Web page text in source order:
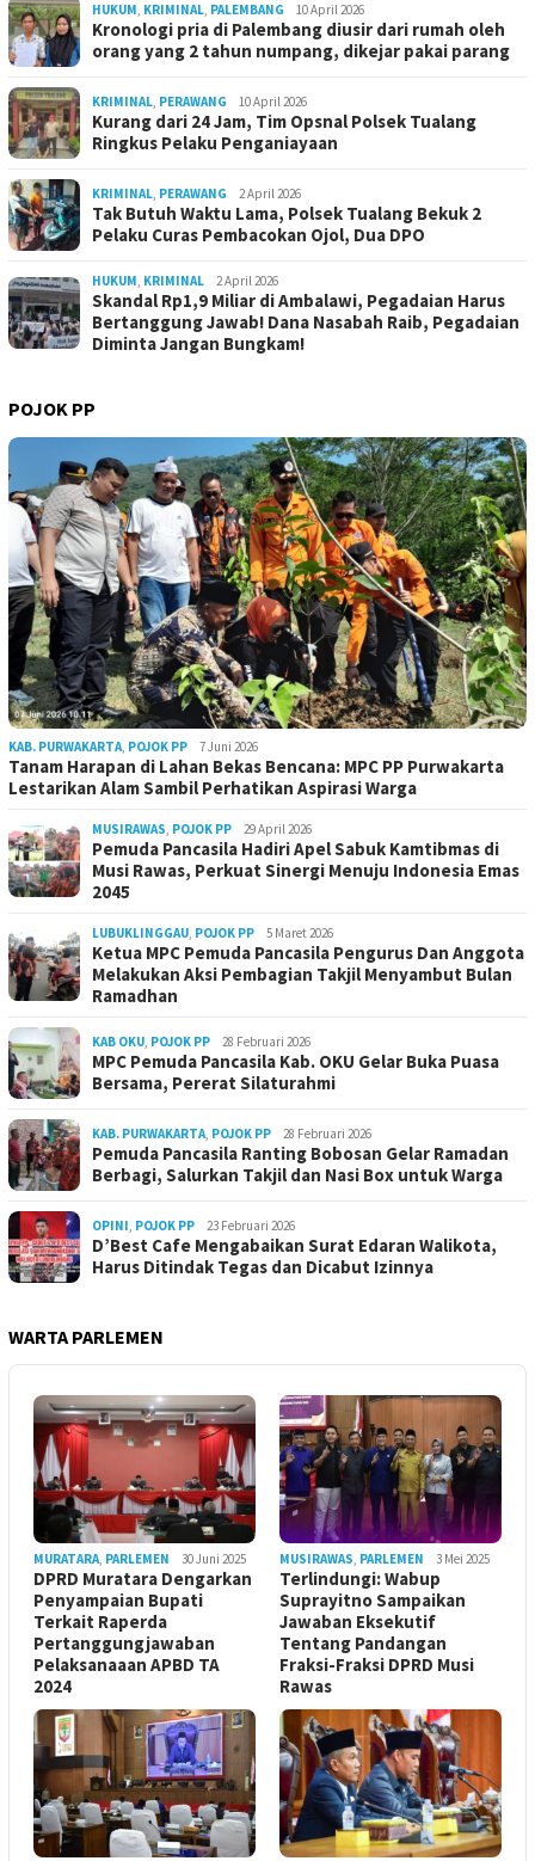
HUKUM, KRIMINAL, PALEMBANG 10 April 2026
Kronologi pria di Palembang diusir dari rumah oleh
orang yang 2 tahun numpang, dikejar pakai parang
KRIMINAL, PERAWANG 10 April 2026
Kurang dari 24 Jam, Tim Opsnal Polsek Tualang
Ringkus Pelaku Penganiayaan
KRIMINAL, PERAWANG 2 April 2026
Tak Butuh Waktu Lama, Polsek Tualang Bekuk 2
Pelaku Curas Pembacokan Ojol, Dua DPO
HUKUM, KRIMINAL 2 April 2026
Skandal Rp1,9 Miliar di Ambalawi, Pegadaian Harus
Bertanggung Jawab! Dana Nasabah Raib, Pegadaian
Diminta Jangan Bungkam!
POJOK PP
KAB. PURWAKARTA, POJOK PP 7 Juni 2026
Tanam Harapan di Lahan Bekas Bencana: MPC PP Purwakarta
Lestarikan Alam Sambil Perhatikan Aspirasi Warga
MUSIRAWAS, POJOK PP 29 April 2026
Pemuda Pancasila Hadiri Apel Sabuk Kamtibmas di
Musi Rawas, Perkuat Sinergi Menuju Indonesia Emas
2045
LUBUKLINGGAU, POJOK PP 5 Maret 2026
Ketua MPC Pemuda Pancasila Pengurus Dan Anggota
Melakukan Aksi Pembagian Takjil Menyambut Bulan
Ramadhan
KAB OKU, POJOK PP 28 Februari 2026
MPC Pemuda Pancasila Kab. OKU Gelar Buka Puasa
Bersama, Pererat Silaturahmi
KAB. PURWAKARTA, POJOK PP 28 Februari 2026
Pemuda Pancasila Ranting Bobosan Gelar Ramadan
Berbagi, Salurkan Takjil dan Nasi Box untuk Warga
OPINI, POJOK PP 23 Februari 2026
D’Best Cafe Mengabaikan Surat Edaran Walikota,
Harus Ditindak Tegas dan Dicabut Izinnya
WARTA PARLEMEN
MURATARA, PARLEMEN 30 Juni 2025
DPRD Muratara Dengarkan
Penyampaian Bupati
Terkait Raperda
Pertanggungjawaban
Pelaksanaaan APBD TA
2024
MUSIRAWAS, PARLEMEN 3 Mei 2025
Terlindungi: Wabup
Suprayitno Sampaikan
Jawaban Eksekutif
Tentang Pandangan
Fraksi-Fraksi DPRD Musi
Rawas